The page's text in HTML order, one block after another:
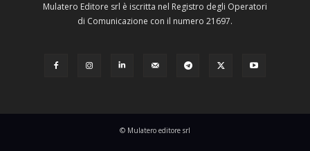
Mulatero Editore srl è iscritta nel Registro degli Operatori
di Comunicazione con il numero 21697.
© Mulatero editore srl